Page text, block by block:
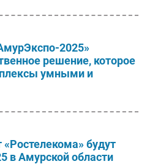
2025»
решение, которое
умными и
будут
в Амурской области